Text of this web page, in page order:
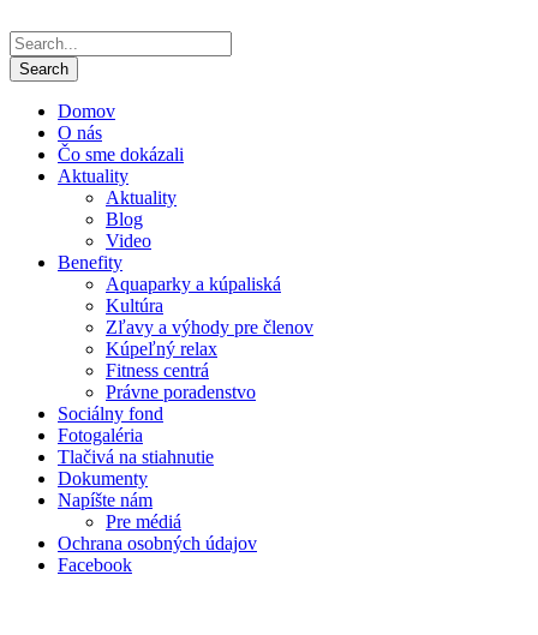
Domov
O nás
Čo sme dokázali
Aktuality
Aktuality
Blog
Video
Benefity
Aquaparky a kúpaliská
Kultúra
Zľavy a výhody pre členov
Kúpeľný relax
Fitness centrá
Právne poradenstvo
Sociálny fond
Fotogaléria
Tlačivá na stiahnutie
Dokumenty
Napíšte nám
Pre médiá
Ochrana osobných údajov
Facebook